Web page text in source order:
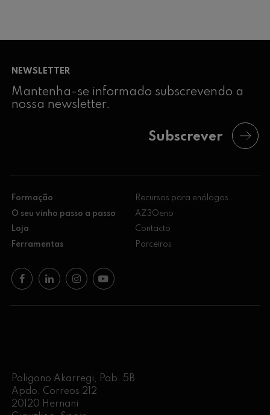
NEWSLETTER
Mantenha-se informado subscrevendo a
nossa newsletter.
Subscrever
Formação
O seu vinho passo a passo
Loja
Ferramentas
Recursos para enólogos
AZ3Oeno
Contacto
Parceiros
Poligono Akarregi, Pab. 5B
Apdo. Correos 212
20120 Hernani